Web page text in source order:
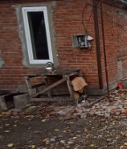
Избранное
0 объявлений
Недвижимость